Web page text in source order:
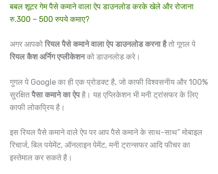
बबल शूटर गेम पैसे कमाने वाला ऐप डाउनलोड करके खेले और रोजाना
रु.300 – 500 रुपये कमाए?
अगर आपको रियल पैसे कमाने वाला ऐप डाउनलोड करना हैतो गूगल पे
रियल कैश अर्निग एप्लीकेशनको डाउनलोड करे।
गुगल पे Google का ही एक प्रोडक्ट है, जो काफी विश्वसनीय और 100%
सुरक्षित पैसा कमाने का ऐपहै। यह एप्लिकेशन भी मनी ट्रांसफर के लिए
काफी लोकप्रिय है।
इस रियल पैसे कमाने वाले ऐप पर आप पैसे कमाने के साथ-साथ” मोबाइल
रिचार्ज, बिल पयेमेंट, ऑनलाइन पेमेंट, मनी ट्रान्सफर आदि फीचर का
इस्तेमाल कर सकते है।